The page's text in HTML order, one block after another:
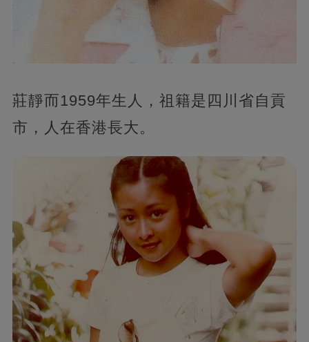
莊靜而1959年生人，祖籍是四川省自貢
市，人在香港長大。